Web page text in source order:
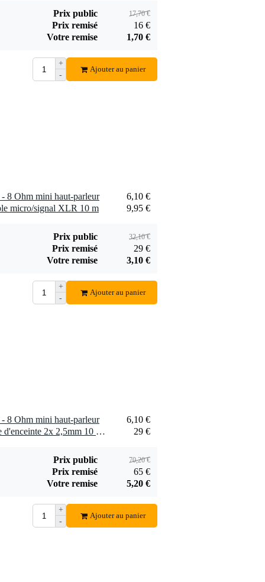
Devine SPE25/R
SPE25/R câble
haut-parleur 2x 2,5
1,75 €
Prix public 17,70 €
Prix remisé
16 €
Votre remise
1,70 €
+
-
Ajouter au panier
8 Ohm mini haut-parleur
6,10 €
micro/signal XLR 10 m
9,95 €
Prix public 32,10 €
Prix remisé
29 €
Votre remise
3,10 €
+
-
Ajouter au panier
8 Ohm mini haut-parleur
6,10 €
2 x Devine SPE25/10 câble d'enceinte 2x 2,5mm 10 mètres
29 €
Prix public 70,20 €
Prix remisé
65 €
Votre remise
5,20 €
+
-
Ajouter au panier